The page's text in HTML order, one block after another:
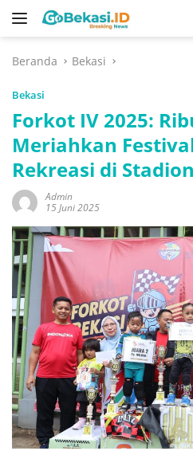
Langsung
Beranda
Bekasi
Bekasi
Forkot IV 2025:
Meriahkan
Rekreasi di
Admin
15 Juni 2025